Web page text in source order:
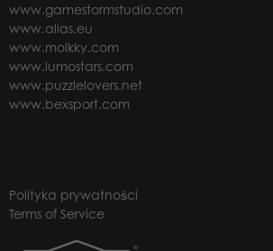
www.gamestormstudio.com
www.alias.eu
www.molkky.com
www.lumostars.com
www.puzzlelovers.net
www.bexsport.com
Polityka prywatności
Terms of Service